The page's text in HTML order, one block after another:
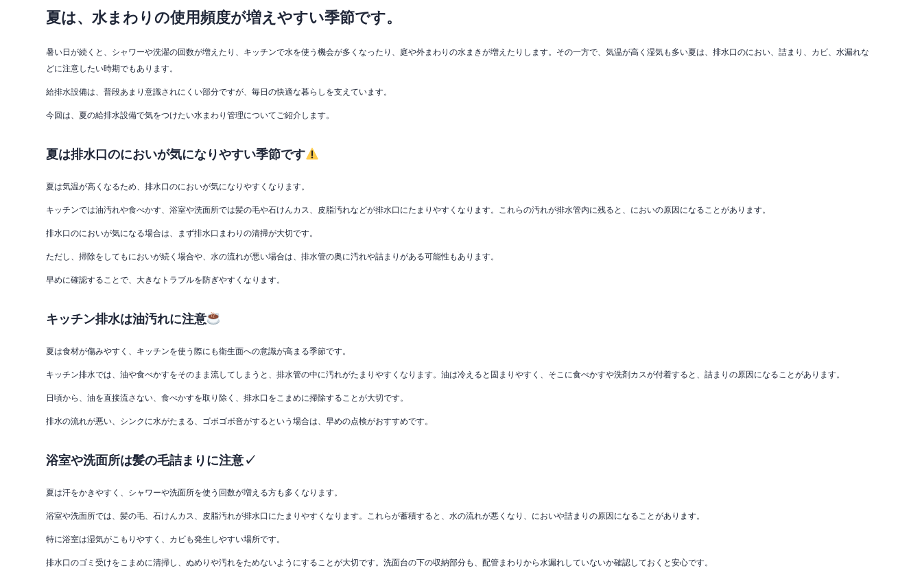
夏は、水まわりの使用頻度が増えやすい季節です。
暑い日が続くと、シャワーや洗濯の回数が増えたり、キッチンで水を使う機会が多くなったり、庭や外まわりの水まきが増えたりします。その一方で、気温が高く湿気も多い夏は、排水口のにおい、詰まり、カビ、水漏れな
どに注意したい時期でもあります。
給排水設備は、普段あまり意識されにくい部分ですが、毎日の快適な暮らしを支えています。
今回は、夏の給排水設備で気をつけたい水まわり管理についてご紹介します。
夏は排水口のにおいが気になりやすい季節です
夏は気温が高くなるため、排水口のにおいが気になりやすくなります。
キッチンでは油汚れや食べかす、浴室や洗面所では髪の毛や石けんカス、皮脂汚れなどが排水口にたまりやすくなります。これらの汚れが排水管内に残ると、においの原因になることがあります。
排水口のにおいが気になる場合は、まず排水口まわりの清掃が大切です。
ただし、掃除をしてもにおいが続く場合や、水の流れが悪い場合は、排水管の奥に汚れや詰まりがある可能性もあります。
早めに確認することで、大きなトラブルを防ぎやすくなります。
キッチン排水は油汚れに注意
夏は食材が傷みやすく、キッチンを使う際にも衛生面への意識が高まる季節です。
キッチン排水では、油や食べかすをそのまま流してしまうと、排水管の中に汚れがたまりやすくなります。油は冷えると固まりやすく、そこに食べかすや洗剤カスが付着すると、詰まりの原因になることがあります。
日頃から、油を直接流さない、食べかすを取り除く、排水口をこまめに掃除することが大切です。
排水の流れが悪い、シンクに水がたまる、ゴボゴボ音がするという場合は、早めの点検がおすすめです。
浴室や洗面所は髪の毛詰まりに注意✓
夏は汗をかきやすく、シャワーや洗面所を使う回数が増える方も多くなります。
浴室や洗面所では、髪の毛、石けんカス、皮脂汚れが排水口にたまりやすくなります。これらが蓄積すると、水の流れが悪くなり、においや詰まりの原因になることがあります。
特に浴室は湿気がこもりやすく、カビも発生しやすい場所です。
排水口のゴミ受けをこまめに清掃し、ぬめりや汚れをためないようにすることが大切です。洗面台の下の収納部分も、配管まわりから水漏れしていないか確認しておくと安心です。